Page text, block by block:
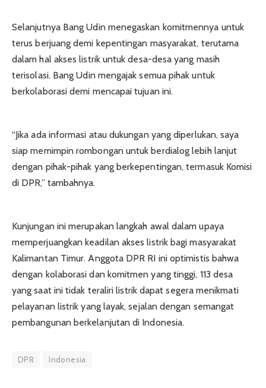
Selanjutnya Bang Udin menegaskan komitmennya untuk
terus berjuang demi kepentingan masyarakat, terutama
dalam hal akses listrik untuk desa-desa yang masih
terisolasi. Bang Udin mengajak semua pihak untuk
berkolaborasi demi mencapai tujuan ini.
“Jika ada informasi atau dukungan yang diperlukan, saya
siap memimpin rombongan untuk berdialog lebih lanjut
dengan pihak-pihak yang berkepentingan, termasuk Komisi
di DPR,” tambahnya.
Kunjungan ini merupakan langkah awal dalam upaya
memperjuangkan keadilan akses listrik bagi masyarakat
Kalimantan Timur. Anggota DPR RI ini optimistis bahwa
dengan kolaborasi dan komitmen yang tinggi, 113 desa
yang saat ini tidak teraliri listrik dapat segera menikmati
pelayanan listrik yang layak, sejalan dengan semangat
pembangunan berkelanjutan di Indonesia.
DPR Indonesia